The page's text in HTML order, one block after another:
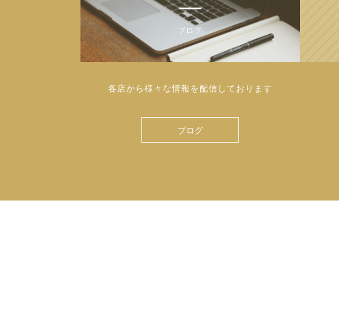
各店から様々な情報を配信しております
ブログ